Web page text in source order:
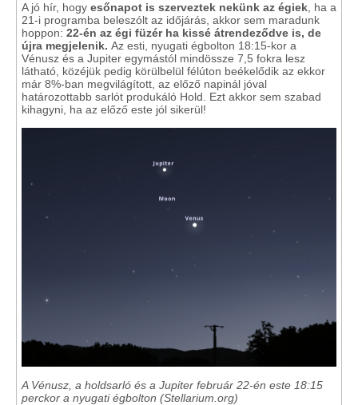
A jó hír, hogy esőnapot is szerveztek nekünk az égiek , ha a
21-i programba beleszólt az időjárás, akkor sem maradunk
hoppon: 22-én az égi füzér ha kissé átrendeződve is, de
újra megjelenik. Az esti, nyugati égbolton 18:15-kor a
Vénusz és a Jupiter egymástól mindössze 7,5 fokra lesz
látható, közéjük pedig körülbelül félúton beékelődik az ekkor
már 8%-ban megvilágított, az előző napinál jóval
határozottabb sarlót produkáló Hold. Ezt akkor sem szabad
kihagyni, ha az előző este jól sikerül!
A Vénusz, a holdsarló és a Jupiter február 22-én este 18:15
perckor a nyugati égbolton (Stellarium.org)